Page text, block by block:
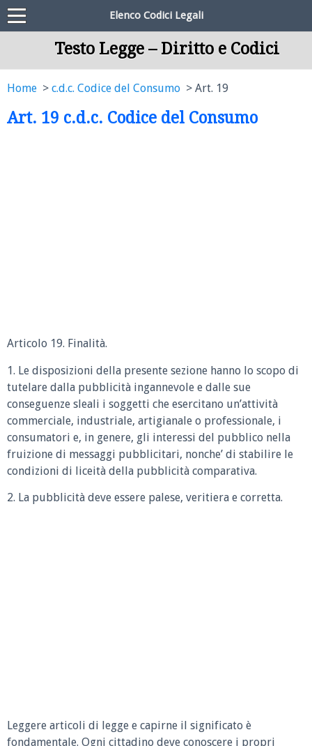
Elenco Codici Legali
Testo Legge – Diritto e Codici
Home c.d.c. Codice del Consumo Art. 19
Art. 19 c.d.c. Codice del Consumo
Articolo 19. Finalità.
1. Le disposizioni della presente sezione hanno lo scopo di
tutelare dalla pubblicità ingannevole e dalle sue
conseguenze sleali i soggetti che esercitano un’attività
commerciale, industriale, artigianale o professionale, i
consumatori e, in genere, gli interessi del pubblico nella
fruizione di messaggi pubblicitari, nonche’ di stabilire le
condizioni di liceità della pubblicità comparativa.
2. La pubblicità deve essere palese, veritiera e corretta.
Leggere articoli di legge e capirne il significato è
fondamentale. Ogni cittadino deve conoscere i propri